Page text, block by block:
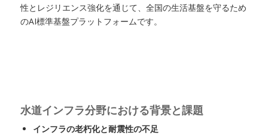
性とレジリエンス強化を通じて、全国の生活基盤を守るため
のAI標準基盤プラットフォームです。
水道インフラ分野における背景と課題
インフラの老朽化と耐震性の不足